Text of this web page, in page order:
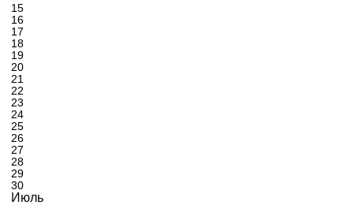
15
16
17
18
19
20
21
22
23
24
25
26
27
28
29
30
Июль